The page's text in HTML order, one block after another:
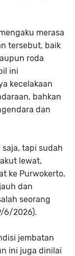
merasa
tersebut, baik
roda
ini
kecelakaan
bahkan
dan
tapi sudah
lewat,
ke Purwokerto.
dan
seorang
6/2026).
jembatan
ini juga dinilai